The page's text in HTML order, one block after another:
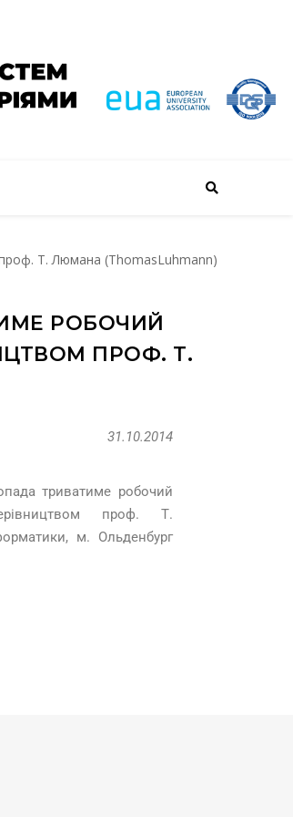
проф. Т. Люмана (ThomasLuhmann)
РОБОЧИЙ
ПРОФ. Т.
31.10.2014
триватиме робочий
проф. Т.
м. Ольденбург